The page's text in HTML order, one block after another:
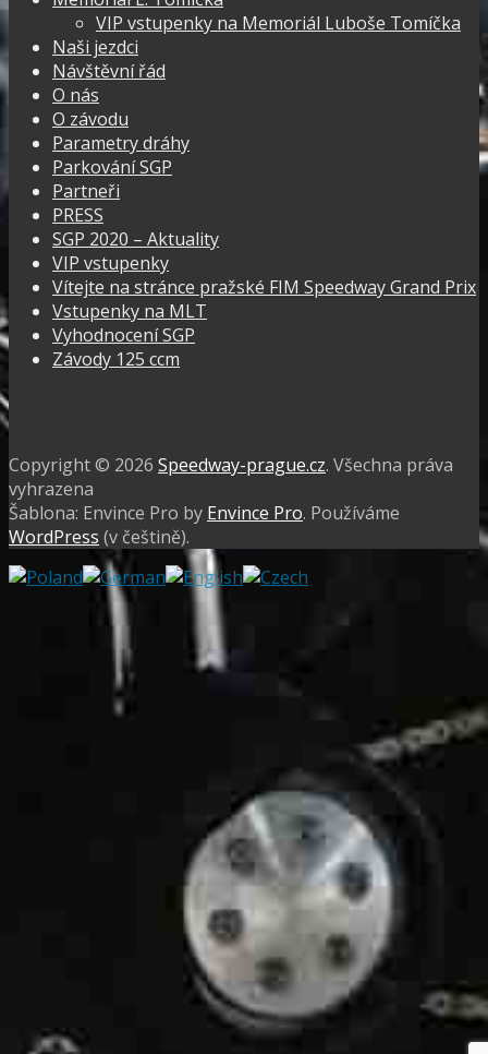
VIP vstupenky na Memoriál Luboše Tomíčka
Naši jezdci
Návštěvní řád
O nás
O závodu
Parametry dráhy
Parkování SGP
Partneři
PRESS
SGP 2020 – Aktuality
VIP vstupenky
Vítejte na stránce pražské FIM Speedway Grand Prix
Vstupenky na MLT
Vyhodnocení SGP
Závody 125 ccm
Facebook
Instagram
Copyright © 2026 Speedway-prague.cz. Všechna práva
vyhrazena
Šablona: Envince Pro by Envince Pro. Používáme
WordPress (v češtině).